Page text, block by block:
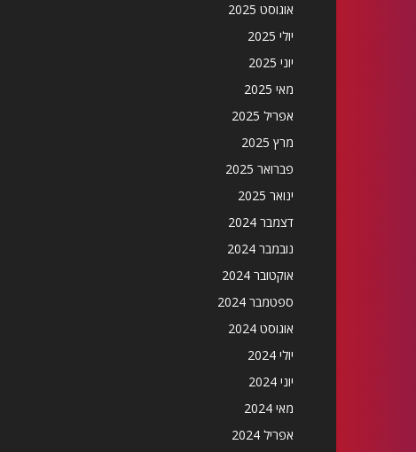
אוגוסט 2025
יולי 2025
יוני 2025
מאי 2025
אפריל 2025
מרץ 2025
פברואר 2025
ינואר 2025
דצמבר 2024
נובמבר 2024
אוקטובר 2024
ספטמבר 2024
אוגוסט 2024
יולי 2024
יוני 2024
מאי 2024
אפריל 2024